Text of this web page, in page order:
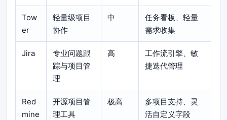
Tow
er
轻量级项目
协作
中
任务看板、轻量
需求收集
Jira
专业问题跟
踪与项目管
理
高
工作流引擎、敏
捷迭代管理
Red
mine
开源项目管
理工具
极高
多项目支持、灵
活自定义字段